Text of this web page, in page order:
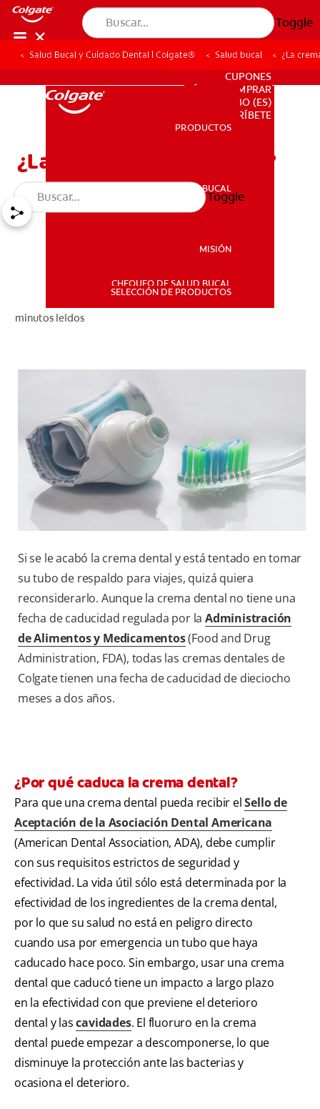
Toggle
PRODUCTOS
SALUD BUCAL
CUPONES
DÓNDE COMPRAR
PARA PROFESIONALES
CUPONES
DÓNDE COMPRAR
BO (ES)
SUSCRÍBETE
PRODUCTOS
SALUD BUCAL
MISIÓN
CHEQUEO DE SALUD BUCAL
SELECCIÓN DE PRODUCTOS
Toggle
Salud Bucal y Cuidado Dental | Colgate® Salud bucal ¿La
¿La crema dental caduca?
minutos leídos
Si se le acabó la crema dental y está tentado en tomar
su tubo de respaldo para viajes, quizá quiera
reconsiderarlo. Aunque la crema dental no tiene una
fecha de caducidad regulada por laAdministración
de Alimentos y Medicamentos(Food and Drug
Administration, FDA), todas las cremas dentales de
Colgate tienen una fecha de caducidad de dieciocho
meses a dos años.
¿Por qué caduca la crema dental?
Para que una crema dental pueda recibir elSello de
Aceptación de la Asociación Dental Americana
(American Dental Association, ADA), debe cumplir
con sus requisitos estrictos de seguridad y
efectividad. La vida útil sólo está determinada por la
efectividad de los ingredientes de la crema dental,
por lo que su salud no está en peligro directo
cuando usa por emergencia un tubo que haya
caducado hace poco. Sin embargo, usar una crema
dental que caducó tiene un impacto a largo plazo
en la efectividad con que previene el deterioro
dental y lascavidades. El fluoruro en la crema
dental puede empezar a descomponerse, lo que
disminuye la protección ante las bacterias y
ocasiona el deterioro.